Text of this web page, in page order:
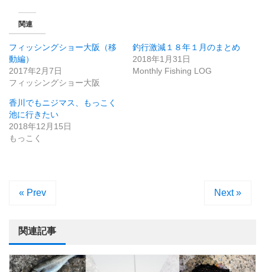
関連
フィッシングショー大阪（移
動編）
2017年2月7日
フィッシングショー大阪
釣行激減１８年１月のまとめ
2018年1月31日
Monthly Fishing LOG
香川でもニジマス、もっこく
池に行きたい
2018年12月15日
もっこく
« Prev Next »
関連記事